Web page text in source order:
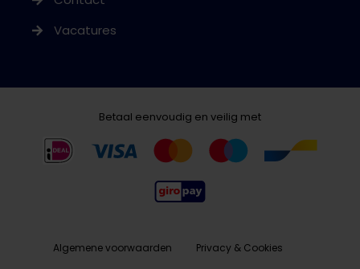
Vacatures
Betaal eenvoudig en veilig met
Algemene voorwaarden
Privacy & Cookies